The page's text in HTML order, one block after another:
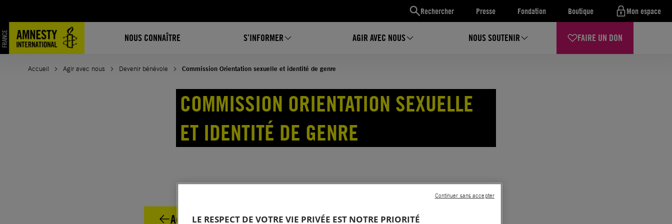
Rechercher Presse Fondation Boutique Mon espace
NOUS CONNAÎTRE S’INFORMER AGIR AVEC NOUS NOUS SOUTENIR FAIRE UN DON
contenu
Accueil Agir avec nous Devenir bénévole Commission Orientation sexuelle et identité de genre
COMMISSION ORIENTATION SEXUELLE
ET IDENTITÉ DE GENRE
Accueil Commissions
LE RESPECT DE VOTRE VIE PRIVÉE EST NOTRE PRIORITÉ
Continuer sans accepter